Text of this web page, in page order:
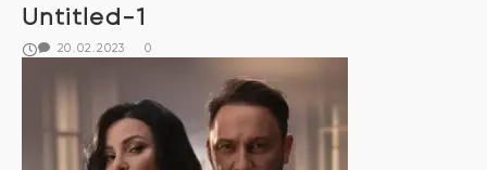
Untitled-1
20.02.2023 0